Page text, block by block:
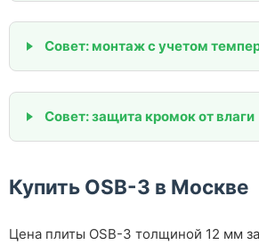
Совет: монтаж с учетом
Совет: защита кромок от влаги
Купить OSB-3 в Москве
Цена плиты OSB-3 толщиной 12 мм